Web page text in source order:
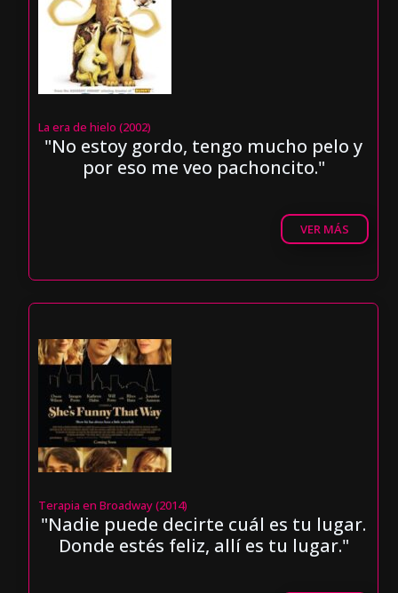
La era de hielo (2002)
"No estoy gordo, tengo mucho pelo y
por eso me veo pachoncito."
VER MÁS
Terapia en Broadway (2014)
"Nadie puede decirte cuál es tu lugar.
Donde estés feliz, allí es tu lugar."